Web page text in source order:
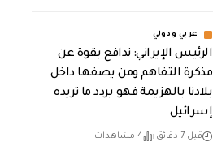
عربي ودولي
الرئيس الإيراني: ندافع بقوة عن
مذكرة التفاهم ومن يصفها داخل
بلادنا بالهزيمة فهو يردد ما تريده
إسرائيل
قبل 7 دقائق 4 مشاهدات